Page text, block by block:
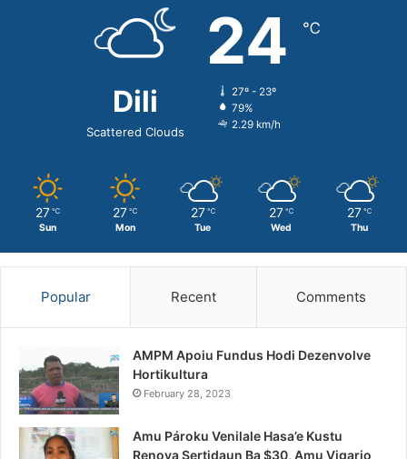
Dili
Scattered Clouds
24 ℃
27º - 23º
79%
2.29 km/h
27 ℃
Sun
27 ℃
Mon
27 ℃
Tue
27 ℃
Wed
27 ℃
Thu
Popular Recent Comments
AMPM Apoiu Fundus Hodi Dezenvolve
Hortikultura
February 28, 2023
Amu Pároku Venilale Hasa’e Kustu
Renova Sertidaun Ba $30, Amu Vigario